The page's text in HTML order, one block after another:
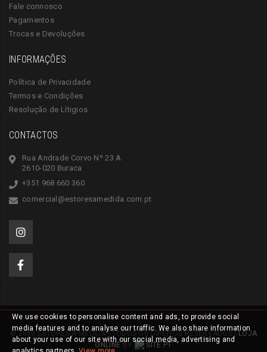
Fale connosco
Pagamentos
Trocas e Devoluções
INFORMAÇÕES
Política de Privacidade
Termos e Condições
Resolução de Lítigios
CONTACTOS
Rua Andrade Corvo Nº 23 A
2610-020 Buraca
+351 968 660 360
comercial@estoresamedida.com.pt
© 2019 ESTORES À MEDIDA - TODOS OS DIREITOS RESERVADOS |
LOJA
ONLINE BY SITE.PT
We use cookies to personalise content and ads, to provide social
media features and to analyse our traffic. We also share information
about your use of our site with our social media, advertising and